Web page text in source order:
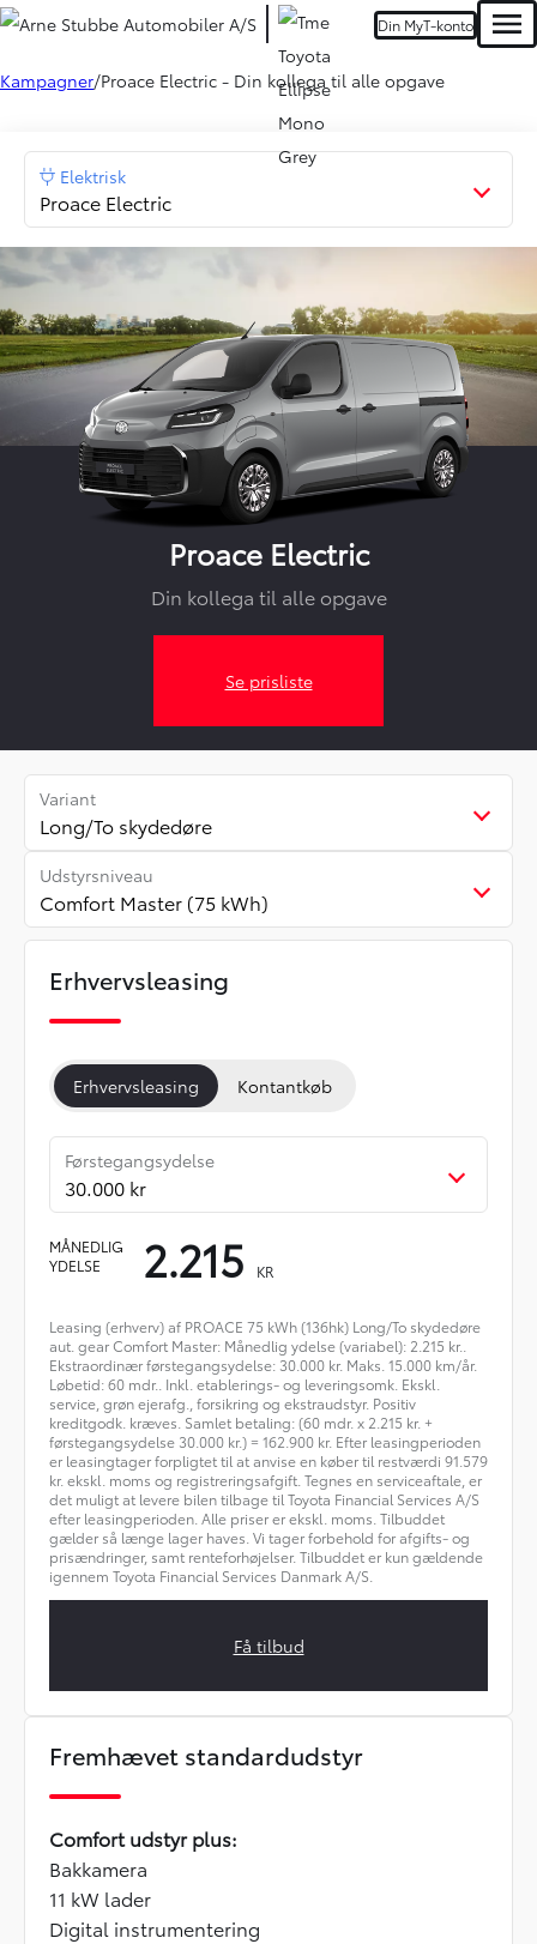
Din MyT-konto
Kampagner Proace Electric - Din kollega til alle opgave
Elektrisk
Proace Electric
Proace Electric
Din kollega til alle opgave
Se prisliste
Variant
Long/To skydedøre
Udstyrsniveau
Comfort Master (75 kWh)
Erhvervsleasing
Erhvervsleasing Kontantkøb
Førstegangsydelse
30.000 kr
MÅNEDLIG
YDELSE
2.215 KR
Leasing (erhverv) af PROACE 75 kWh (136hk) Long/To skydedøre
aut. gear Comfort Master: Månedlig ydelse (variabel): 2.215 kr..
Ekstraordinær førstegangsydelse: 30.000 kr. Maks. 15.000 km/år.
Løbetid: 60 mdr.. Inkl. etablerings- og leveringsomk. Ekskl.
service, grøn ejerafg., forsikring og ekstraudstyr. Positiv
kreditgodk. kræves. Samlet betaling: (60 mdr. x 2.215 kr. +
førstegangsydelse 30.000 kr.) = 162.900 kr. Efter leasingperioden
er leasingtager forpligtet til at anvise en køber til restværdi 91.579
kr. ekskl. moms og registreringsafgift. Tegnes en serviceaftale, er
det muligt at levere bilen tilbage til Toyota Financial Services A/S
efter leasingperioden. Alle priser er ekskl. moms. Tilbuddet
gælder så længe lager haves. Vi tager forbehold for afgifts- og
prisændringer, samt renteforhøjelser. Tilbuddet er kun gældende
igennem Toyota Financial Services Danmark A/S.
Få tilbud
Fremhævet standardudstyr
Comfort udstyr plus:
Bakkamera
11 kW lader
Digital instrumentering